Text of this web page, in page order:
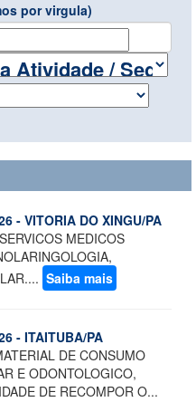
por virgula)
- VITORIA DO XINGU/PA
MEDICOS
Saiba mais
- ITAITUBA/PA
DE CONSUMO
E ODONTOLOGICO,
DE RECOMPOR O...